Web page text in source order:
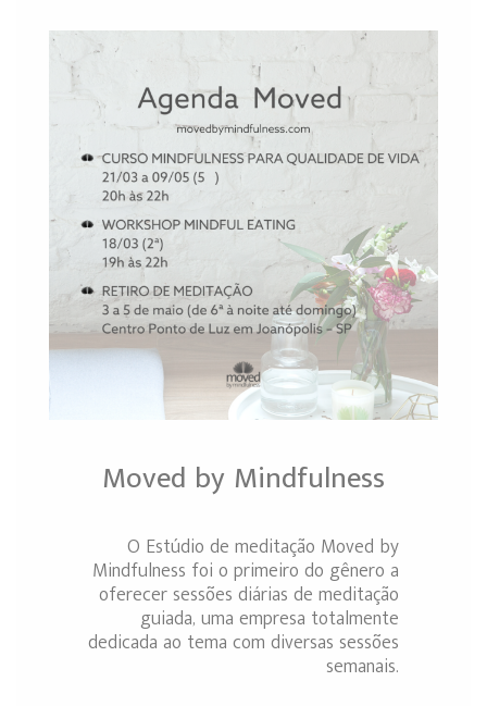
Moved by Mindfulness
O Estúdio de meditação Moved by
Mindfulness foi o primeiro do gênero a
oferecer sessões diárias de meditação
guiada, uma empresa totalmente
dedicada ao tema com diversas sessões
semanais.